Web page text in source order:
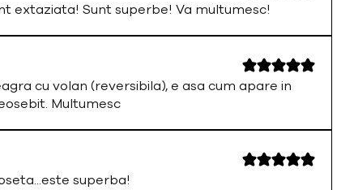
extaziata! Sunt superbe! Va multumesc!
cu volan (reversibila), e asa cum apare in
Multumesc
superba!